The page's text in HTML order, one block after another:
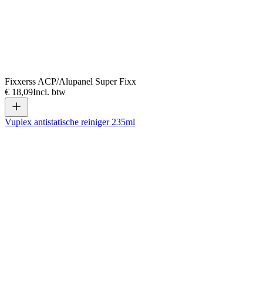
Fixxerss ACP/Alupanel Super Fixx
€ 18,09Incl. btw
Vuplex antistatische reiniger 235ml